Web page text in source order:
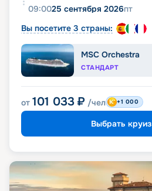
09:0025 сентября 2026пт
Вы посетите 3 страны:
MSC Orchestra
СТАНДАРТ
от 101 033 ₽ /чел +1 000
Выбрать круиз